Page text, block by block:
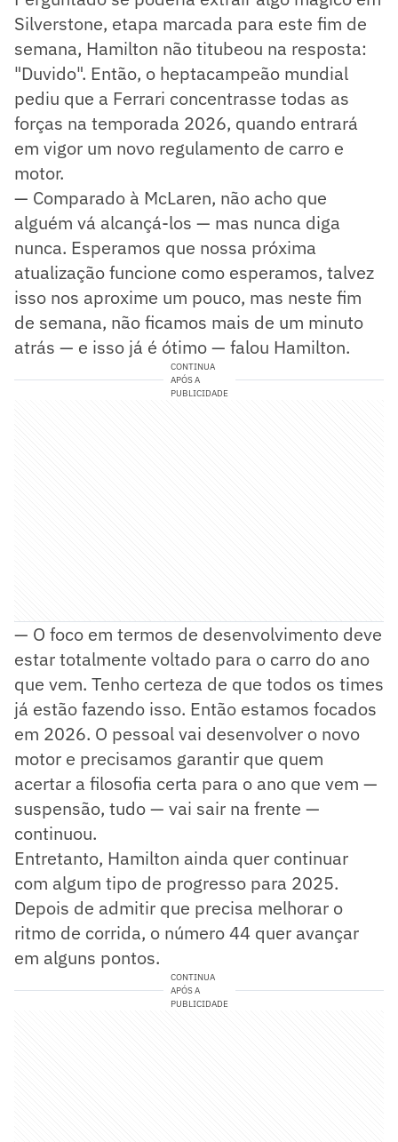
Silverstone, etapa marcada para este fim de
semana, Hamilton não titubeou na resposta:
"Duvido". Então, o heptacampeão mundial
pediu que a Ferrari concentrasse todas as
forças na temporada 2026, quando entrará
em vigor um novo regulamento de carro e
motor.
— Comparado à McLaren, não acho que
alguém vá alcançá-los — mas nunca diga
nunca. Esperamos que nossa próxima
atualização funcione como esperamos, talvez
isso nos aproxime um pouco, mas neste fim
de semana, não ficamos mais de um minuto
atrás — e isso já é ótimo — falou Hamilton.
CONTINUA
APÓS A
PUBLICIDADE
— O foco em termos de desenvolvimento deve
estar totalmente voltado para o carro do ano
que vem. Tenho certeza de que todos os times
já estão fazendo isso. Então estamos focados
em 2026. O pessoal vai desenvolver o novo
motor e precisamos garantir que quem
acertar a filosofia certa para o ano que vem —
suspensão, tudo — vai sair na frente —
continuou.
Entretanto, Hamilton ainda quer continuar
com algum tipo de progresso para 2025.
Depois de admitir que precisa melhorar o
ritmo de corrida, o número 44 quer avançar
em alguns pontos.
CONTINUA
APÓS A
PUBLICIDADE